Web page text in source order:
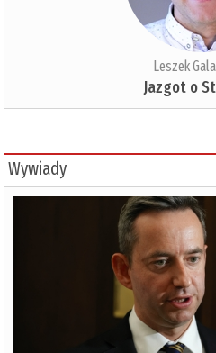
Leszek
Jazgot o
Wywiady